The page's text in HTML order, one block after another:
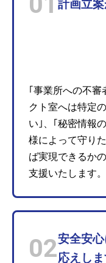
計画立
｢事業所への不審
クト室へは特定
い｣、｢秘密情報
様によって守り
ば実現できるか
支援いたします。
02安全安
応えし